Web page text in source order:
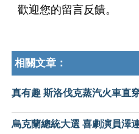
歡迎您的留言反饋。
相關文章：
真有趣 斯洛伐克蒸汽火車直
烏克蘭總統大選 喜劇演員澤